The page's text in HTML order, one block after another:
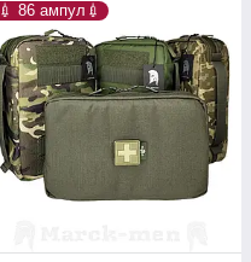
💉 86 ампул💉